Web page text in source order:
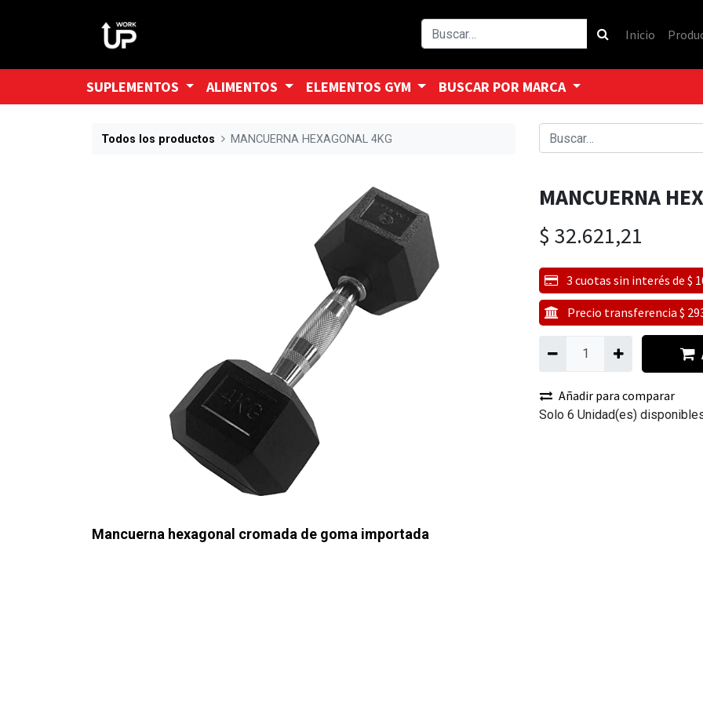
Inicio
SUPLEMENTOS ALIMENTOS ELEMENTOS GYM BUSCAR POR MARCA
Todos los productos MANCUERNA HEXAGONAL 4KG
MANCUERNA
$ 32.621,21
3 cuotas sin interés de $
Precio transferencia $
Añadir para comparar
Solo 6 Unidad(es)
Mancuerna hexagonal cromada de goma importada